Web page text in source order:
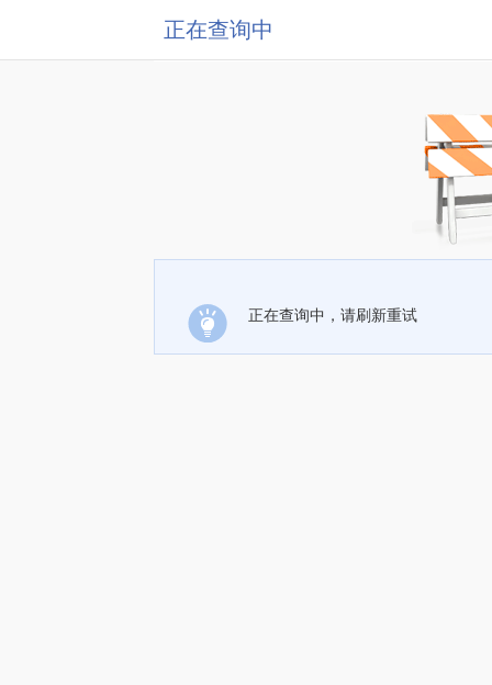
正在查询中
正在查询中，请刷新重试